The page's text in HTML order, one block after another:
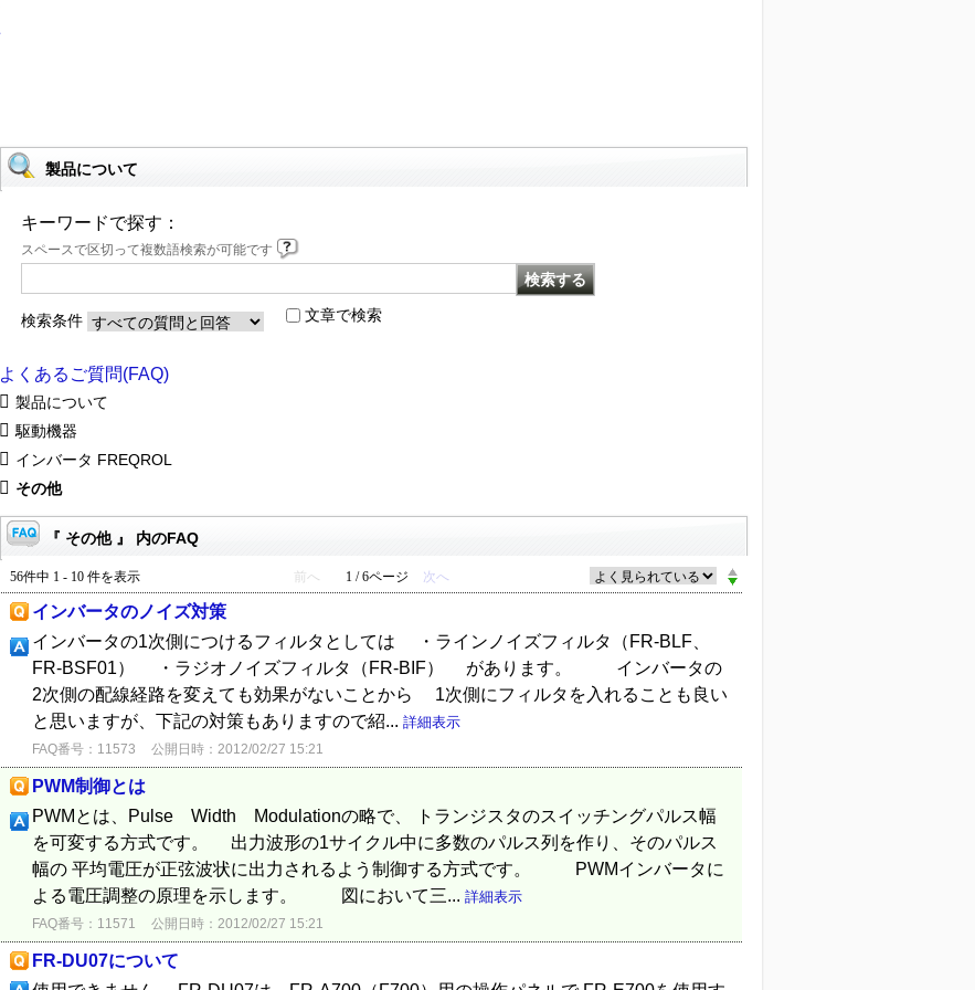
製品について
キーワードで探す：
スペースで区切って複数語検索が可能です
検索条件 文章で検索
よくあるご質問(FAQ)
製品について
駆動機器
インバータ FREQROL
その他
『 その他 』 内のFAQ
56件中 1 - 10 件を表示 前へ 1 / 6ページ 次へ
インバータのノイズ対策
インバータの1次側につけるフィルタとしては ・ラインノイズフィルタ（FR-BLF、
FR-BSF01） ・ラジオノイズフィルタ（FR-BIF） があります。 インバータの
2次側の配線経路を変えても効果がないことから 1次側にフィルタを入れることも良い
と思いますが、下記の対策もありますので紹... 詳細表示
FAQ番号：11573 公開日時：2012/02/27 15:21
PWM制御とは
PWMとは、Pulse Width Modulationの略で、 トランジスタのスイッチングパルス幅
を可変する方式です。 出力波形の1サイクル中に多数のパルス列を作り、そのパルス
幅の 平均電圧が正弦波状に出力されるよう制御する方式です。 PWMインバータに
よる電圧調整の原理を示します。 図において三... 詳細表示
FAQ番号：11571 公開日時：2012/02/27 15:21
FR-DU07について